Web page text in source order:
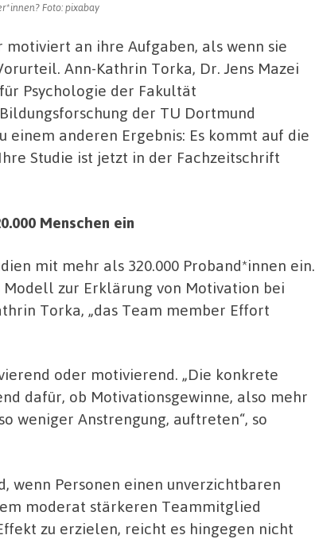
Foto: pixabay
an ihre Aufgaben, als wenn sie
Ann-Kathrin Torka, Dr. Jens Mazei
Psychologie der Fakultät
der TU Dortmund
anderen Ergebnis: Es kommt auf die
Studie ist jetzt in der Fachzeitschrift
Menschen ein
mit mehr als 320.000 Proband*innen ein.
zur Erklärung von Motivation bei
Torka, „das Team member Effort
oder motivierend. „Die konkrete
dafür, ob Motivationsgewinne, also mehr
weniger Anstrengung, auftreten“, so
wenn Personen einen unverzichtbaren
moderat stärkeren Teammitglied
zu erzielen, reicht es hingegen nicht